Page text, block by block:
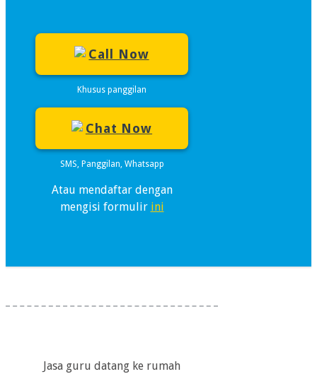
Call Now
Khusus panggilan
Chat Now
SMS, Panggilan, Whatsapp
Atau mendaftar dengan
mengisi formulir ini
Jasa guru datang ke rumah